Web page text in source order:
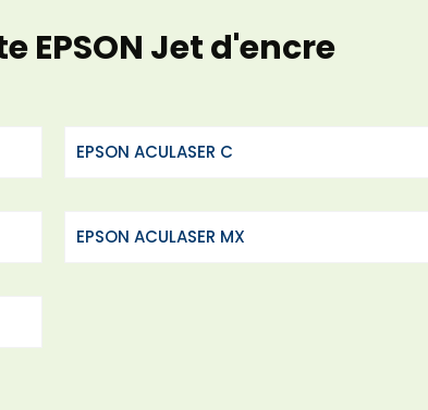
EPSON Jet d'encre
EPSON ACULASER C
EPSON ACULASER MX